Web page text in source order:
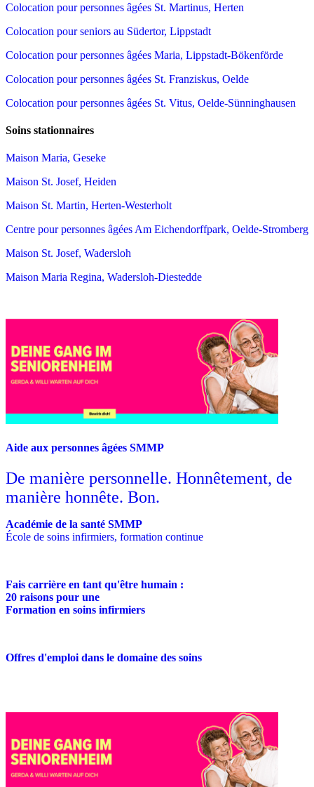
Colocation pour personnes âgées St. Martinus, Herten
Colocation pour seniors au Südertor, Lippstadt
Colocation pour personnes âgées Maria, Lippstadt-Bökenförde
Colocation pour personnes âgées St. Franziskus, Oelde
Colocation pour personnes âgées St. Vitus, Oelde-Sünninghausen
Soins stationnaires
Maison Maria, Geseke
Maison St. Josef, Heiden
Maison St. Martin, Herten-Westerholt
Centre pour personnes âgées Am Eichendorffpark, Oelde-Stromberg
Maison St. Josef, Wadersloh
Maison Maria Regina, Wadersloh-Diestedde
Aide aux personnes âgées SMMP
De manière personnelle. Honnêtement, de
manière honnête. Bon.
Académie de la santé SMMP
École de soins infirmiers, formation continue
Fais carrière en tant qu'être humain :
20 raisons pour une
Formation en soins infirmiers
Offres d'emploi dans le domaine des soins